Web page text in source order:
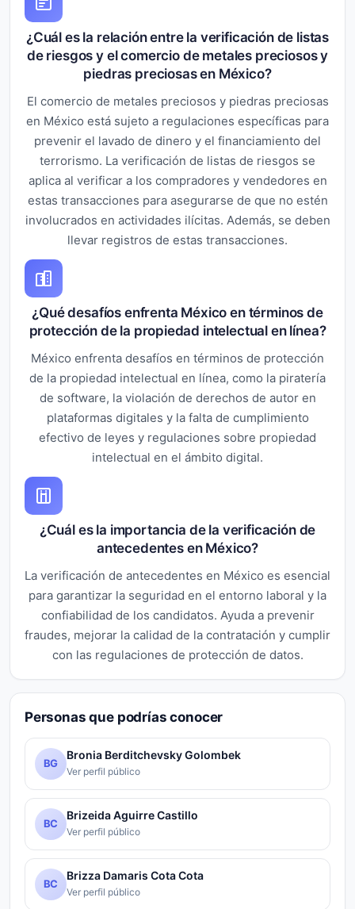
¿Cuál es la relación entre la verificación de listas
de riesgos y el comercio de metales preciosos y
piedras preciosas en México?
El comercio de metales preciosos y piedras preciosas
en México está sujeto a regulaciones específicas para
prevenir el lavado de dinero y el financiamiento del
terrorismo. La verificación de listas de riesgos se
aplica al verificar a los compradores y vendedores en
estas transacciones para asegurarse de que no estén
involucrados en actividades ilícitas. Además, se deben
llevar registros de estas transacciones.
¿Qué desafíos enfrenta México en términos de
protección de la propiedad intelectual en línea?
México enfrenta desafíos en términos de protección
de la propiedad intelectual en línea, como la piratería
de software, la violación de derechos de autor en
plataformas digitales y la falta de cumplimiento
efectivo de leyes y regulaciones sobre propiedad
intelectual en el ámbito digital.
¿Cuál es la importancia de la verificación de
antecedentes en México?
La verificación de antecedentes en México es esencial
para garantizar la seguridad en el entorno laboral y la
confiabilidad de los candidatos. Ayuda a prevenir
fraudes, mejorar la calidad de la contratación y cumplir
con las regulaciones de protección de datos.
Personas que podrías conocer
BG
Bronia Berditchevsky Golombek
Ver perfil público
BC
Brizeida Aguirre Castillo
Ver perfil público
BC
Brizza Damaris Cota Cota
Ver perfil público